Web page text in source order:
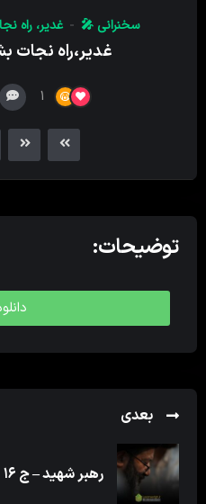
سخنرانی 🎤 غدیر، راه
غدیر،راه نجات
1
توضیحات:
بعدی
رهبر شهید – ج ۱۶